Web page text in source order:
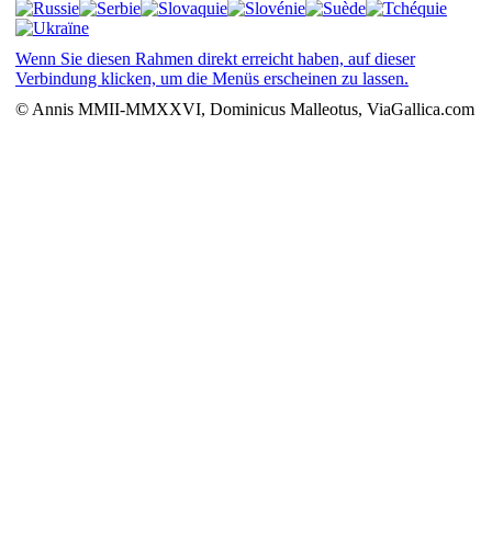
Wenn Sie diesen Rahmen direkt erreicht haben, auf dieser
Verbindung klicken, um die Menüs erscheinen zu lassen.
© Annis MMII-MMXXVI, Dominicus Malleotus, ViaGallica.com